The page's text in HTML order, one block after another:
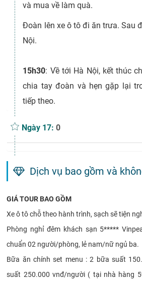
và mua về làm quà.
Đoàn lên xe ô tô đi ăn trưa. Sau
Nội.
15h30: Về tới Hà Nội, kết thúc
chia tay đoàn và hẹn gặp lại
tiếp theo.
Ngày 17:0
Dịch vụ bao gồm và
GIÁ TOUR BAO GỒM
Xe ô tô chỗ theo hành trình, sạch sẽ tiện
Phòng nghỉ đêm khách sạn 5*****
chuẩn 02 người/phòng, lẻ nam/nữ ngủ ba.
Bữa ăn chính set menu : 2 bữa suất
suất 250.000 vnđ/người ( tại nhà hàng